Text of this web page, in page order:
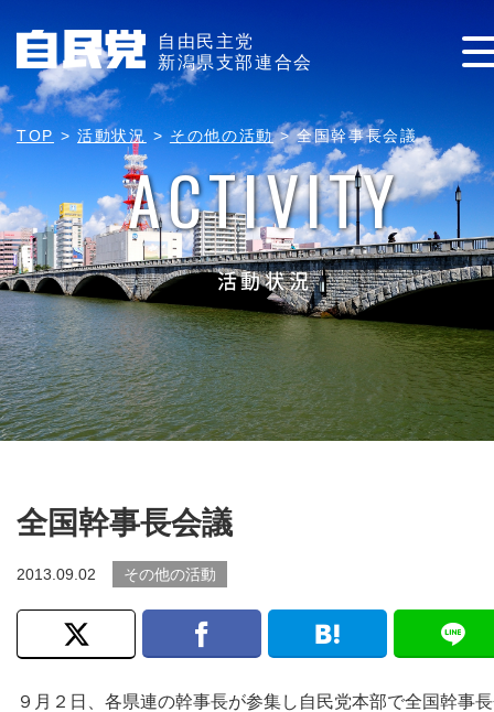
自由民主党
新潟県支部連合会
TOP >活動状況 > その他の活動>全国幹事長会議
ACTIVITY
活動状況
全国幹事長会議
2013.09.02 その他の活動
９月２日、各県連の幹事長が参集し自民党本部で全国幹事